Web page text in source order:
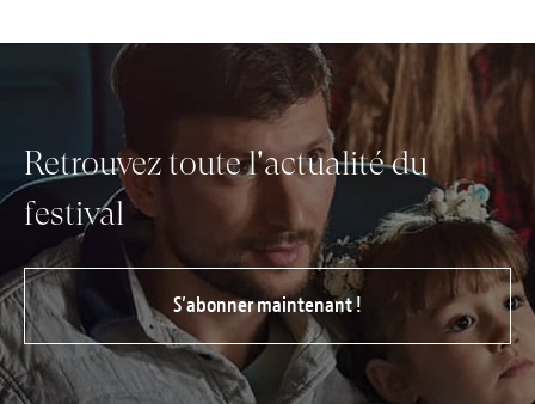
Retrouvez toute l'actualité du
festival
S’abonner maintenant !